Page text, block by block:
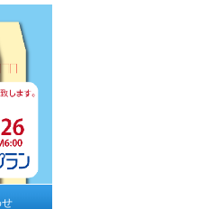
せ